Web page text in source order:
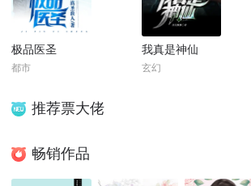
极品医圣
都市
我真是神仙
玄幻
推荐票大佬
畅销作品